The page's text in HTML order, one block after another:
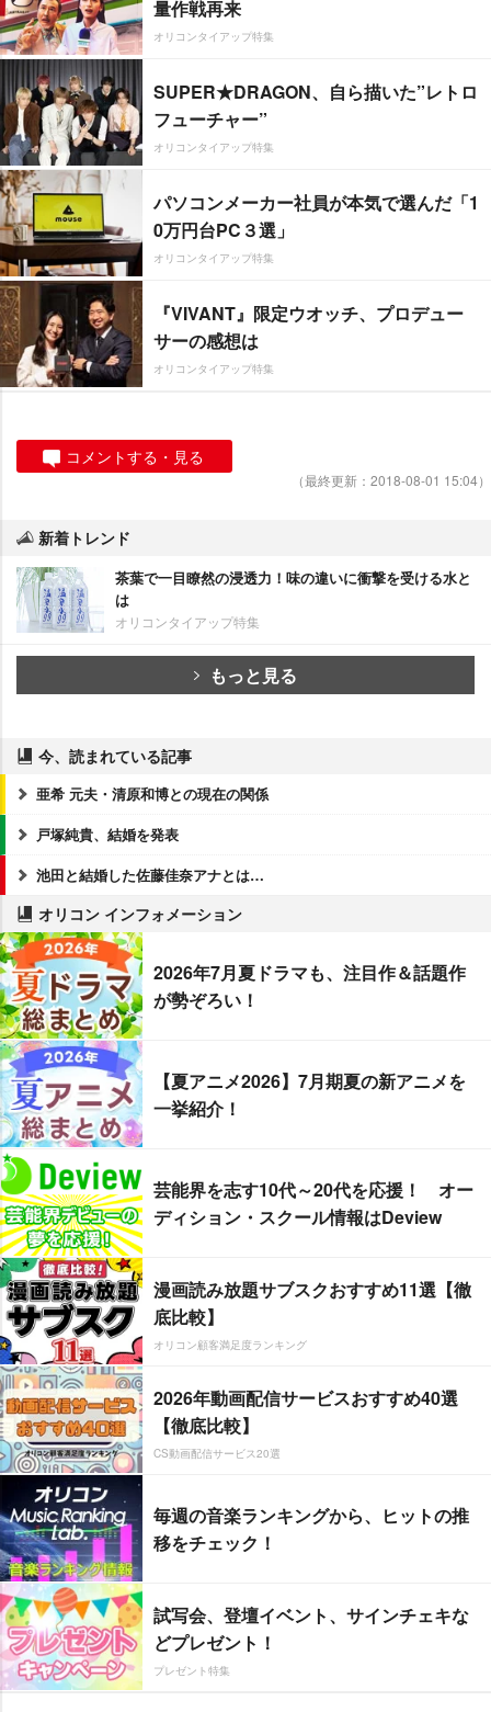
量作戦再来
オリコンタイアップ特集
SUPER★DRAGON、自ら描いた”レトロ
フューチャー”
オリコンタイアップ特集
パソコンメーカー社員が本気で選んだ「1
0万円台PC３選」
オリコンタイアップ特集
『VIVANT』限定ウオッチ、プロデュー
サーの感想は
オリコンタイアップ特集
コメントする・見る
（最終更新：2018-08-01 15:04）
新着トレンド
茶葉で一目瞭然の浸透力！味の違いに衝撃を受ける水と
は
オリコンタイアップ特集
もっと見る
今、読まれている記事
亜希 元夫・清原和博との現在の関係
戸塚純貴、結婚を発表
池田と結婚した佐藤佳奈アナとは…
オリコン インフォメーション
2026年7月夏ドラマも、注目作＆話題作
が勢ぞろい！
【夏アニメ2026】7月期夏の新アニメを
一挙紹介！
芸能界を志す10代～20代を応援！ オー
ディション・スクール情報はDeview
漫画読み放題サブスクおすすめ11選【徹
底比較】
オリコン顧客満足度ランキング
2026年動画配信サービスおすすめ40選
【徹底比較】
CS動画配信サービス20選
毎週の音楽ランキングから、ヒットの推
移をチェック！
試写会、登壇イベント、サインチェキな
どプレゼント！
プレゼント特集